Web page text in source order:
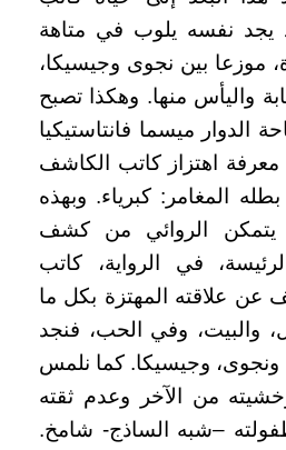
يجد نفسه يلوب في متاهة
موزعا بين نجوى وجيسيكا،
واليأس منها. وهكذا تصبح
الدوار ميسما فانتاستيكيا
معرفة اهتزاز كاتب الكاشف
المغامر: كبرياء. وبهذه
يتمكن الروائي من كشف
في الرواية، كاتب
عن علاقته المهتزة بكل ما
والبيت، وفي الحب، فنجد
ونجوى، وجيسيكا. كما نلمس
من الآخر وعدم ثقته
–شبه الساذج- شامخ.